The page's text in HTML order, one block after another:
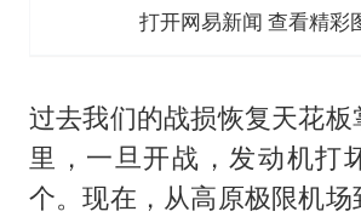
打开网易新闻 查看精彩
过去我们的战损恢复天花
里，一旦开战，发动机打
个。现在，从高原极限机